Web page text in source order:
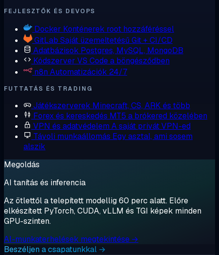
FEJLESZTŐK ÉS DEVOPS
Docker Konténerek root hozzáféréssel
GitLab Saját üzemeltetésű Git + CI/CD
Adatbázisok Postgres, MySQL, MongoDB
Kódszerver VS Code a böngésződben
n8n Automatizációk 24/7
FUTTATÁS ÉS TRADING
Játékszerverek Minecraft, CS, ARK és több
Forex és kereskedés MT5 a brókered közelében
VPN és adatvédelem A saját privát VPN-ed
Távoli munkaállomás Egy asztal, ami sosem
alszik
Megoldás
AI tanítás és inferencia
Az ötlettől a telepített modellig 60 perc alatt. Előre
elkészített PyTorch, CUDA, vLLM és TGI képek minden
GPU-szinten.
AI-munkaterhelések megtekintése →
Beszéljen a csapatunkkal →